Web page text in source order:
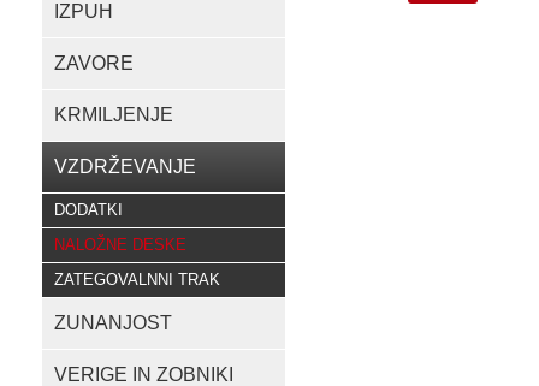
IZPUH
ZAVORE
KRMILJENJE
VZDRŽEVANJE
DODATKI
NALOŽNE DESKE
ZATEGOVALNNI TRAK
ZUNANJOST
VERIGE IN ZOBNIKI